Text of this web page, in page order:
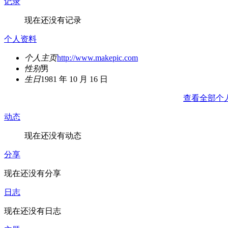
现在还没有记录
个人资料
个人主页http://www.makepic.com
性别男
生日1981 年 10 月 16 日
查看全部个
动态
现在还没有动态
分享
现在还没有分享
日志
现在还没有日志